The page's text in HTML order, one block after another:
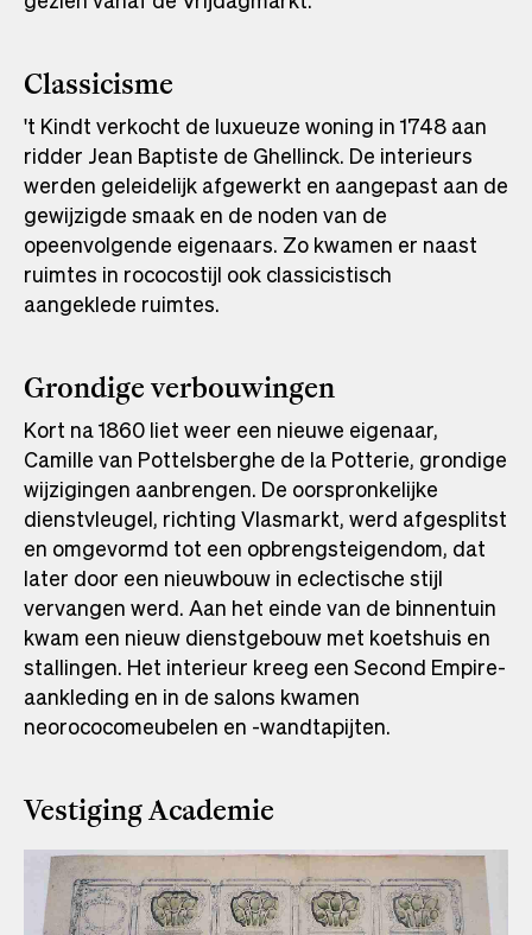
Classicisme
't Kindt verkocht de luxueuze woning in 1748 aan
ridder Jean Baptiste de Ghellinck. De interieurs
werden geleidelijk afgewerkt en aangepast aan de
gewijzigde smaak en de noden van de
opeenvolgende eigenaars. Zo kwamen er naast
ruimtes in rococostijl ook classicistisch
aangeklede ruimtes.
Grondige verbouwingen
Kort na 1860 liet weer een nieuwe eigenaar,
Camille van Pottelsberghe de la Potterie, grondige
wijzigingen aanbrengen. De oorspronkelijke
dienstvleugel, richting Vlasmarkt, werd afgesplitst
en omgevormd tot een opbrengsteigendom, dat
later door een nieuwbouw in eclectische stijl
vervangen werd. Aan het einde van de binnentuin
kwam een nieuw dienstgebouw met koetshuis en
stallingen. Het interieur kreeg een Second Empire-
aankleding en in de salons kwamen
neorococomeubelen en -wandtapijten.
Vestiging Academie